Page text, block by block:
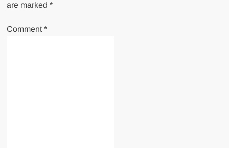
are marked*
Comment*